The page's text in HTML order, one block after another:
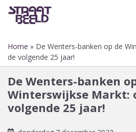
Overslaan
inhoud
gaan
Kruimelpad
Home
De Wenters-banken op de
de volgende 25 jaar!
De Wenters-banken
Winterswijkse Markt:
volgende 25 jaar!